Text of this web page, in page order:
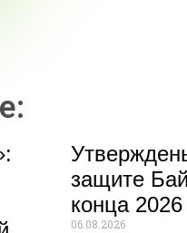
защите
конца 2026
06.08.2026